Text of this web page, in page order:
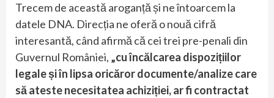
Trecem de această aroganță și ne întoarcem la
datele DNA. Direcția ne oferă o nouă cifră
interesantă, când afirmă că cei trei pre-penali din
Guvernul României, „cu încălcarea dispozițiilor
legale și în lipsa oricăror documente/analize care
să ateste necesitatea achiziției, ar fi contractat